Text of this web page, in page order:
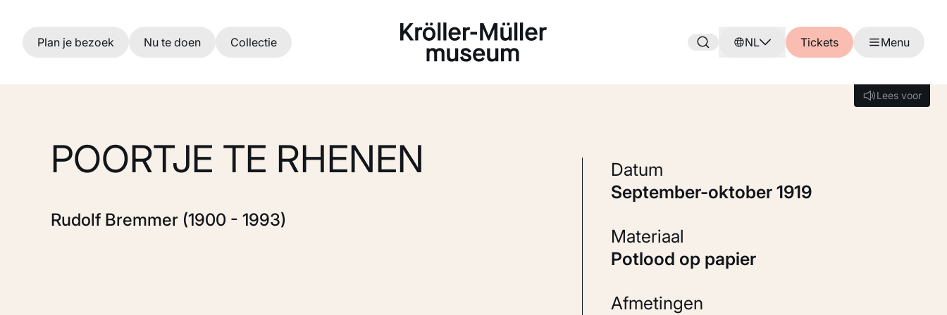
Ga naar hoofdinhoud
Plan je bezoek Nu te doen Collectie NL Tickets Menu
Lees voor
Lees voor
POORTJE TE RHENEN
Rudolf Bremmer (1900 - 1993)
Datum
september-oktober 1919
Materiaal
Potlood op papier
Afmetingen